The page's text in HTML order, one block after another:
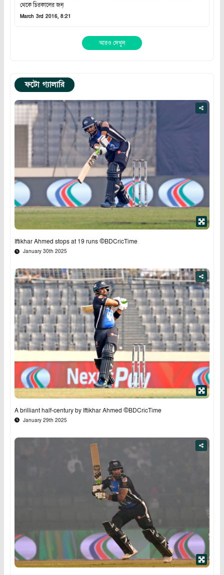
থেকে চিরকালের জন্
March 3rd 2016, 8:21
আরও দেখুন
ফটো গ্যালারি
Iftikhar Ahmed stops at 19 runs ©BDCricTime
January 30th 2025
A brilliant half-century by Iftikhar Ahmed ©BDCricTime
January 29th 2025